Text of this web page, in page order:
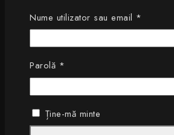
navigator pentru data viitoare când
×
Nume utilizator sau email *
Parolă *
Ține-mă minte